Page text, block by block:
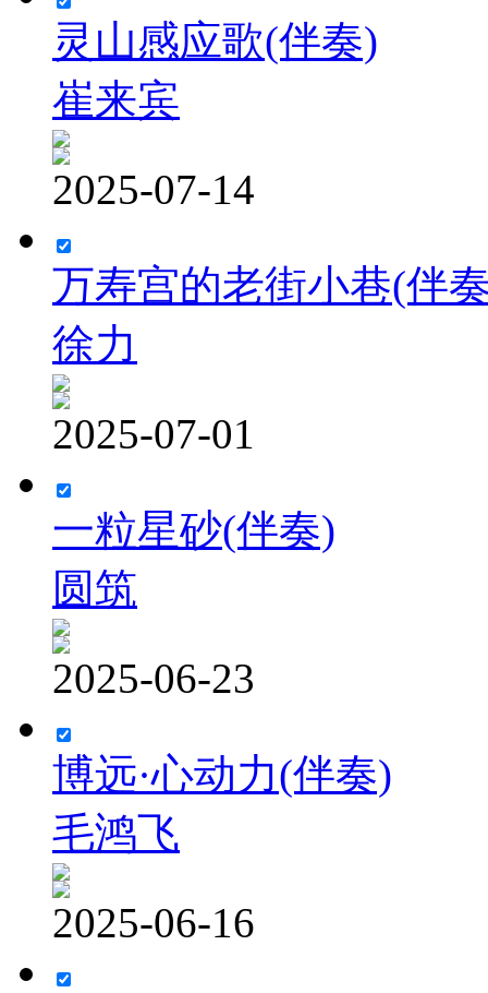
灵山感应歌(伴奏)
崔来宾
2025-07-14
万寿宫的老街小巷(伴
徐力
2025-07-01
一粒星砂(伴奏)
圆筑
2025-06-23
博远·心动力(伴奏)
毛鸿飞
2025-06-16